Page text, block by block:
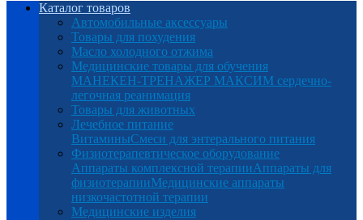
Каталог товаров
Автомобильные аксессуары
Товары для похудения
Масло холодного отжима
Медицинские товары для обучения
МАНЕКЕН-ТРЕНАЖЕР МАКСИМ сердечно-
легочная реанимация
Товары для животных
Лечебное питание
ВитаминыСмеси для энтерального питания
Физиотерапевтическое оборудование
Аппараты комплексной терапииАппараты для
физиотерапииМедицинские аппараты
низкочастотной терапии
Медицинские изделия